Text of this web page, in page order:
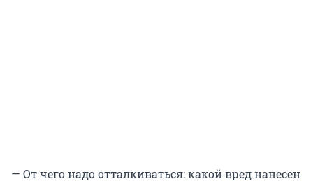
— От чего надо отталкиваться: какой вред нанесен